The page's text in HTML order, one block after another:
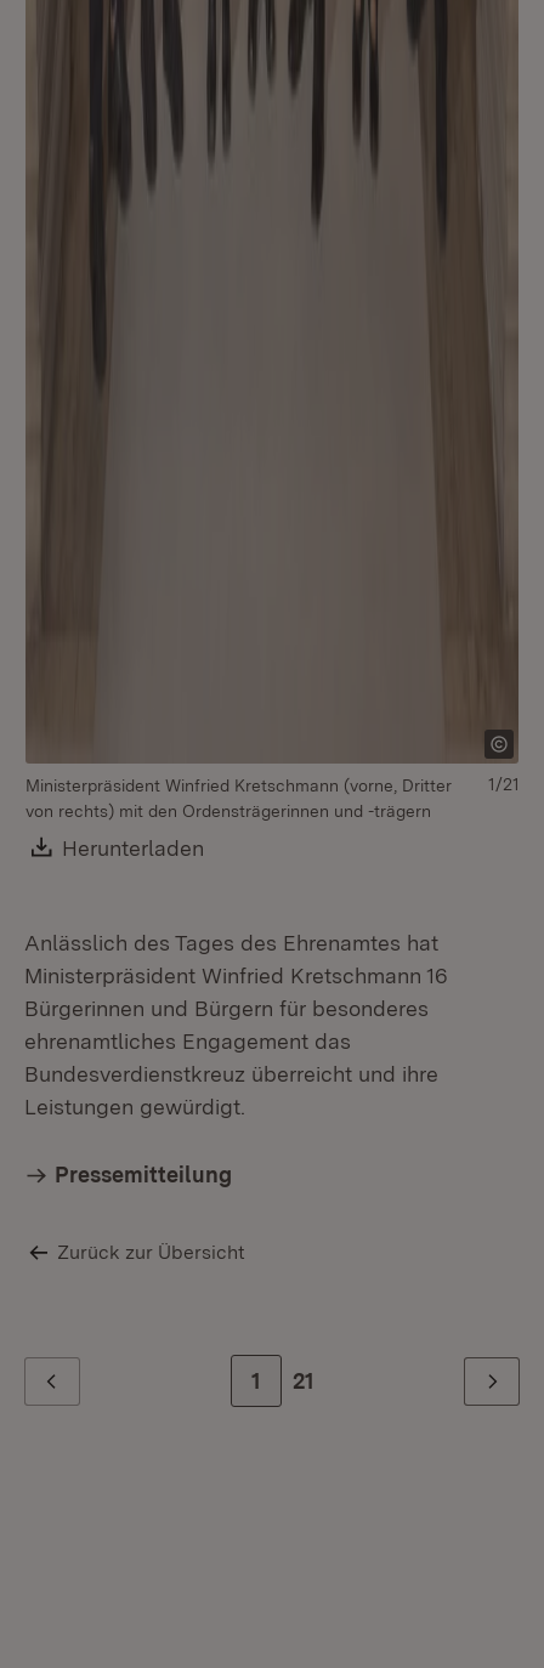
Ministerpräsident Winfried Kretschmann (vorne, Dritter
von rechts) mit den Ordensträgerinnen und -trägern
Download:
Herunterladen
1/21
Anlässlich des Tages des Ehrenamtes hat
Ministerpräsident Winfried Kretschmann 16
Bürgerinnen und Bürgern für besonderes
ehrenamtliches Engagement das
Bundesverdienstkreuz überreicht und ihre
Leistungen gewürdigt.
Pressemitteilung
Zurück zur Übersicht
Zur Seite
1 Zur letzten Seite
21 Weiter